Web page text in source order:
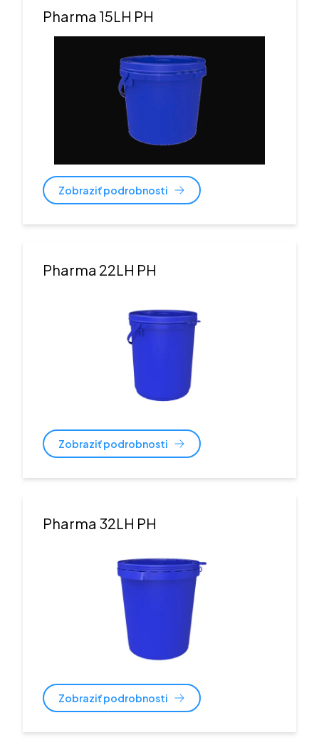
Pharma 15LH PH
Zobraziť podrobnosti
Pharma 22LH PH
Zobraziť podrobnosti
Pharma 32LH PH
Zobraziť podrobnosti